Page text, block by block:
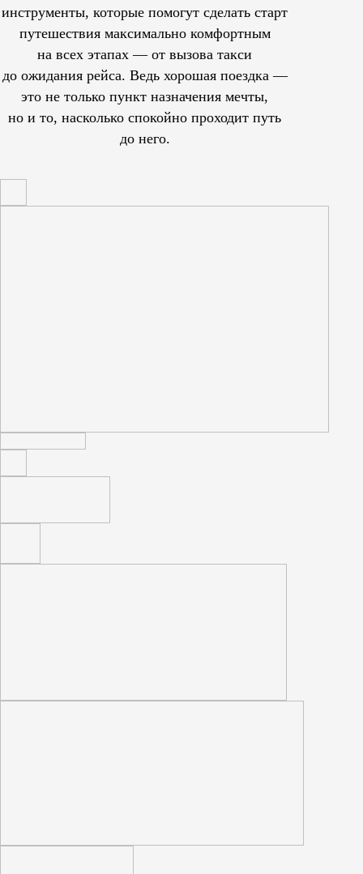
инструменты, которые помогут сделать старт
путешествия максимально комфортным
на всех этапах — от вызова такси
до ожидания рейса. Ведь хорошая поездка —
это не только пункт назначения мечты,
но и то, насколько спокойно проходит путь
до него.